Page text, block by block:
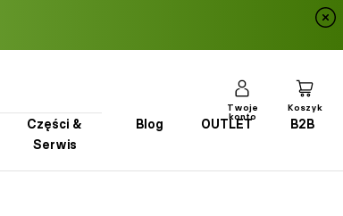
Części &
Serwis
Blog OUTLET B2B
Twoje
konto
Koszyk